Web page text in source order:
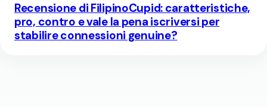
Recensione di FilipinoCupid: caratteristiche,
pro, contro e vale la pena iscriversi per
stabilire connessioni genuine?